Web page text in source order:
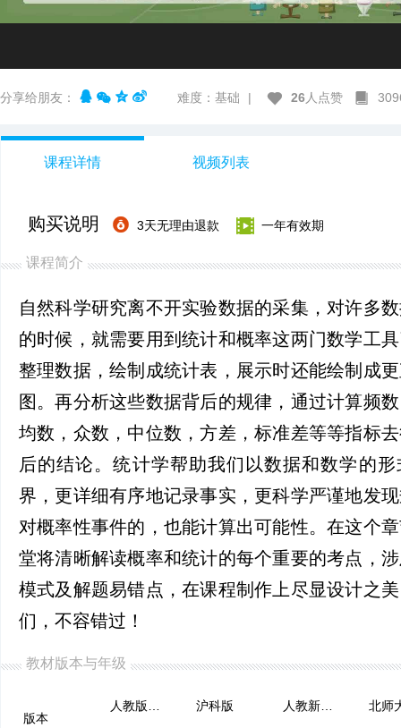
分享给朋友： 难度：基础 | 26人点赞
课程详情 视频列表
购买说明 3天无理由退款 一年有效期
课程简介
自然科学研究离不开实验数据的采集，对许多
的时候，就需要用到统计和概率这两门数学工
整理数据，绘制成统计表，展示时还能绘制成
图。再分析这些数据背后的规律，通过计算频
均数，众数，中位数，方差，标准差等等指标
后的结论。统计学帮助我们以数据和数学的
界，更详细有序地记录事实，更科学严谨地发
对概率性事件的，也能计算出可能性。在这个
堂将清晰解读概率和统计的每个重要的考点，
模式及解题易错点，在课程制作上尽显设计之
们，不容错过！
教材版本与年级
版本
沪科版 人教新课程 北师